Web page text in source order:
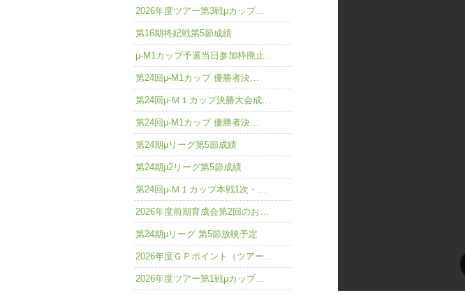
2026年度ツアー第3戦μカップ…
第16期将妃戦第5節成績
μ-M1カップ予選当日参加枠廃止…
第24回μ-M1カップ 優勝者決…
第24回μ-Ｍ１カップ決勝大会成…
第24回μ-M1カップ 優勝者決…
第24期μリーグ第5節成績
第24期μ2リーグ第5節成績
第24回μ-Ｍ１カップ本戦1次・…
2026年度前期育成会第2回のお…
第24期μリーグ 第5節放映予定
2026年度ＧＰポイント（ツアー…
2026年度ツアー第1戦μカップ…